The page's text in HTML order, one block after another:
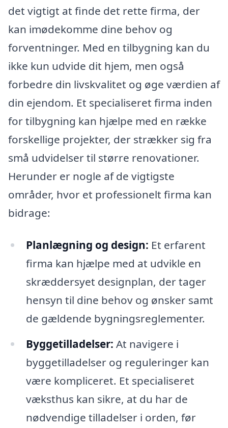
det vigtigt at finde det rette firma, der
kan imødekomme dine behov og
forventninger. Med en tilbygning kan du
ikke kun udvide dit hjem, men også
forbedre din livskvalitet og øge værdien af
din ejendom. Et specialiseret firma inden
for tilbygning kan hjælpe med en række
forskellige projekter, der strækker sig fra
små udvidelser til større renovationer.
Herunder er nogle af de vigtigste
områder, hvor et professionelt firma kan
bidrage:
Planlægning og design: Et erfarent
firma kan hjælpe med at udvikle en
skræddersyet designplan, der tager
hensyn til dine behov og ønsker samt
de gældende bygningsreglementer.
Byggetilladelser: At navigere i
byggetilladelser og reguleringer kan
være kompliceret. Et specialiseret
væksthus kan sikre, at du har de
nødvendige tilladelser i orden, før